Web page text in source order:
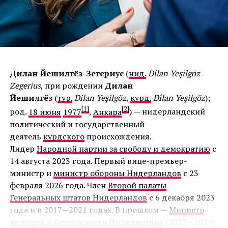
Дилан Йешилгёз-Зегериус(нид.Dilan Yeşilgöz-
Zegerius, при рождении Дилан
Йешилгёз(тур.Dilan Yeşilgöz, курд.Dîlan Yeşilgöz);
род. 18 июня 1977[1], Анкара[2]) — нидерландский
политический и государственный
деятель курдскогопроисхождения.
Лидер Народной партии за свободу и демократию с
14 августа 2023 года. Первый вице-премьер-
министр и министр обороны Нидерландов с 23
февраля 2026 года. ЧленВторой палаты
Генеральных штатов Нидерландов с 6 декабря 2023
года и в 2017—2021 годах. В прошлом — Министр